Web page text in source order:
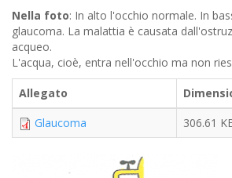
Nella foto: In alto l'occhio normale. In
glaucoma. La malattia è causata
acqueo.
L'acqua, cioè, entra nell'occhio ma non
Allegato
Glaucoma
306.61